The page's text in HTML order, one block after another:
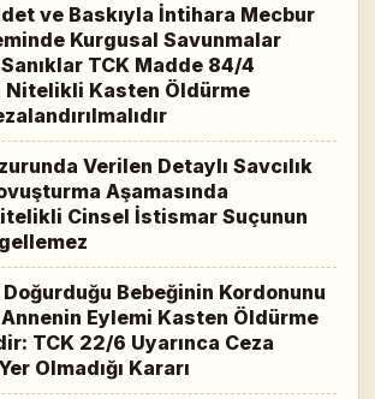
ve Baskıyla İntihara Mecbur
Kurgusal Savunmalar
TCK Madde 84/4
Nitelikli Kasten Öldürme
Verilen Detaylı Savcılık
Aşamasında
Cinsel İstismar Suçunun
Doğurduğu Bebeğinin Kordonunu
Eylemi Kasten Öldürme
TCK 22/6 Uyarınca Ceza
Olmadığı Kararı